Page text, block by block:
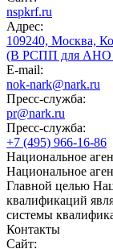
nspkrf.ru
Адрес:
109240, Москва,
(В РСПП для
E-mail:
nok-nark@nark.ru
Пресс-служба:
pr@nark.ru
Пресс-служба:
+7 (495) 966-16-86
Национальное
Национальное
Главной целью
квалификаций
системы
Контакты
Сайт: